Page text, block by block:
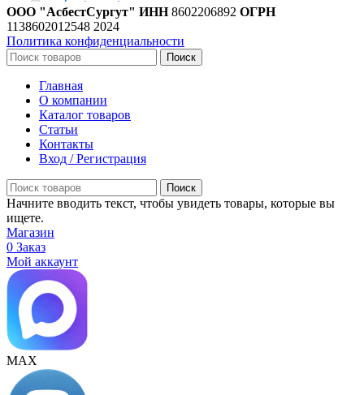
ООО "АсбестСургут" ИНН8602206892 ОГРН
1138602012548 2024
Политика конфиденциальности
Поиск
Главная
О компании
Каталог товаров
Статьи
Контакты
Вход / Регистрация
Поиск
Начните вводить текст, чтобы увидеть товары, которые вы
ищете.
Магазин
0 Заказ
Мой аккаунт
МАХ